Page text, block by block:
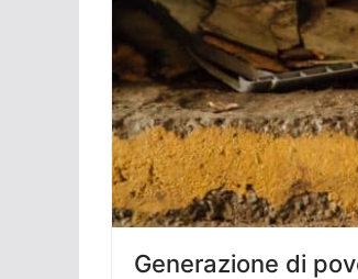
Generazione di